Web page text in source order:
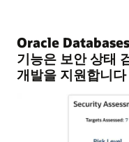
Oracle
기능은 보안 상태
개발을 지원합니다